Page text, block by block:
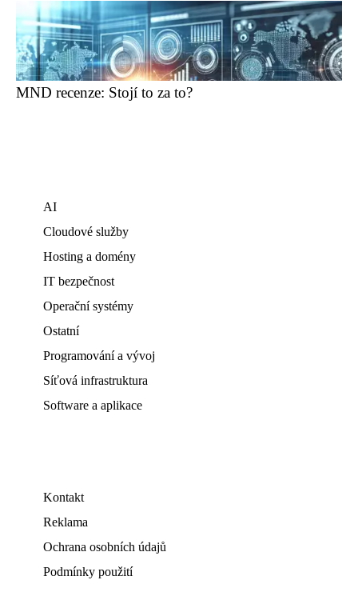
MND recenze: Stojí to za to?
AI
Cloudové služby
Hosting a domény
IT bezpečnost
Operační systémy
Ostatní
Programování a vývoj
Síťová infrastruktura
Software a aplikace
Kontakt
Reklama
Ochrana osobních údajů
Podmínky použití